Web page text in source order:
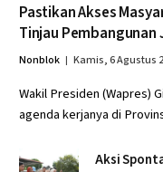
Pastikan Akses
Tinjau
Nonblok Kamis, 6 Agustus
Wakil Presiden (Wapres)
agenda kerjanya di
Aksi